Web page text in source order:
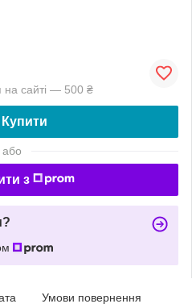
на сайті — 500 ₴
Купити
або
з
Умови повернення